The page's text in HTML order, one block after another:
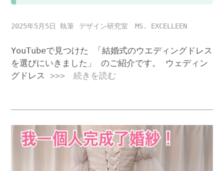
2025年5月5日 デザイン研究室 MS. EXCELLEEN
YouTubeで見つけた 「結婚式のウエディングドレス
を選びにいきました」 のご紹介です。 ウェディン
グドレス >>> 続きを読む